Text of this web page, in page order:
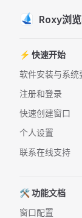
Skip to content
Roxy浏
⚡️ 快速开始
软件安装与系统
注册和登录
快速创建窗口
个人设置
联系在线支持
🛠️ 功能文档
窗口配置